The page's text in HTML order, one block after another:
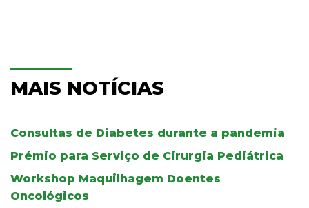
MAIS NOTÍCIAS
Consultas de Diabetes durante a pandemia
Prémio para Serviço de Cirurgia Pediátrica
Workshop Maquilhagem Doentes
Oncológicos